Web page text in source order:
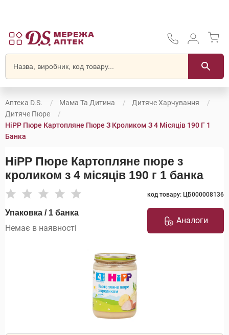
Аптека D.S. Мама Та Дитина
Дитяче Харчування
Дитяче Пюре
HiPP Пюре Картопляне Пюре З Кроликом З 4 Місяців 190 Г 1
Банка
HiPP Пюре Картопляне пюре з
кроликом з 4 місяців 190 г 1 банка
код товару: ЦБ000008136
Упаковка / 1 банка
Немає в наявності
Аналоги